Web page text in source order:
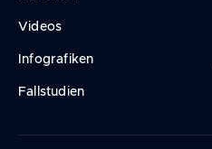
Videos
Infografiken
Fallstudien